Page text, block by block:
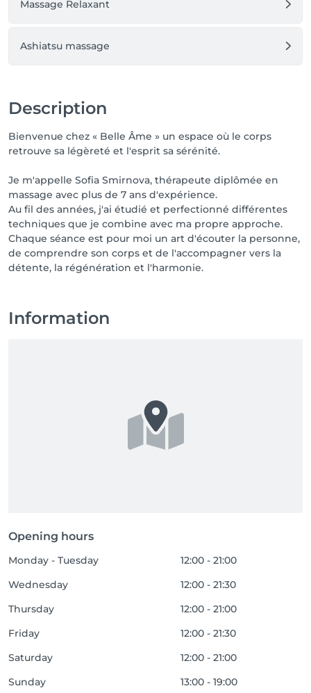
ambiance soigneusement pensée.
et d’harmonie.
Je privilégie la qualité plutôt que la quantité et
j’accompagne mes clients de façon personnalisée,
séance après séance.
✨ « Les 5 Continents Plus » n’est pas seulement un
massage. C’est une expérience où le toucher devient
un art.
Je vous invite à la découvrir et à ressentir si elle vous
correspond.
Massage Relaxant
Ashiatsu massage
Description
Bienvenue chez « Belle Âme » un espace où le corps
retrouve sa légèreté et l'esprit sa sérénité.
Je m'appelle Sofia Smirnova, thérapeute diplômée en
massage avec plus de 7 ans d'expérience.
Au fil des années, j'ai étudié et perfectionné différentes
techniques que je combine avec ma propre approche.
Chaque séance est pour moi un art d'écouter la personne,
de comprendre son corps et de l'accompagner vers la
détente, la régénération et l'harmonie.
Information
Opening hours
Monday - Tuesday
12:00 - 21:00
Wednesday
12:00 - 21:30
Thursday
12:00 - 21:00
Friday
12:00 - 21:30
Saturday
12:00 - 21:00
Sunday
13:00 - 19:00